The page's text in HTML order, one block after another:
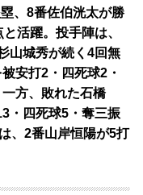
、8番佐伯洸太が勝
活躍。投手陣は、
山城秀が続く4回無
安打2・四死球2・
方、敗れた石橋
・四死球5・奪三振
、2番山岸恒陽が5打